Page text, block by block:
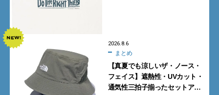
2026.8.6
まとめ
【真夏でも涼しいザ・ノース・
フェイス】遮熱性・UVカット・
通気性三拍子揃ったセットアッ